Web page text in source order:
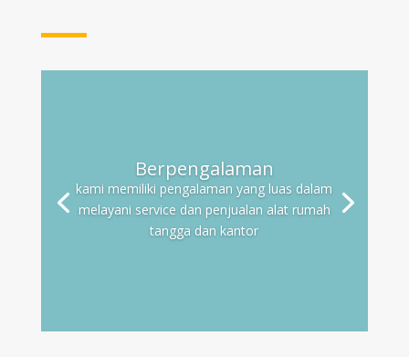
Kami memiliki cabang di indonesia
dengan tujuan untuk menjangkau
seluruh wilayah indonesia